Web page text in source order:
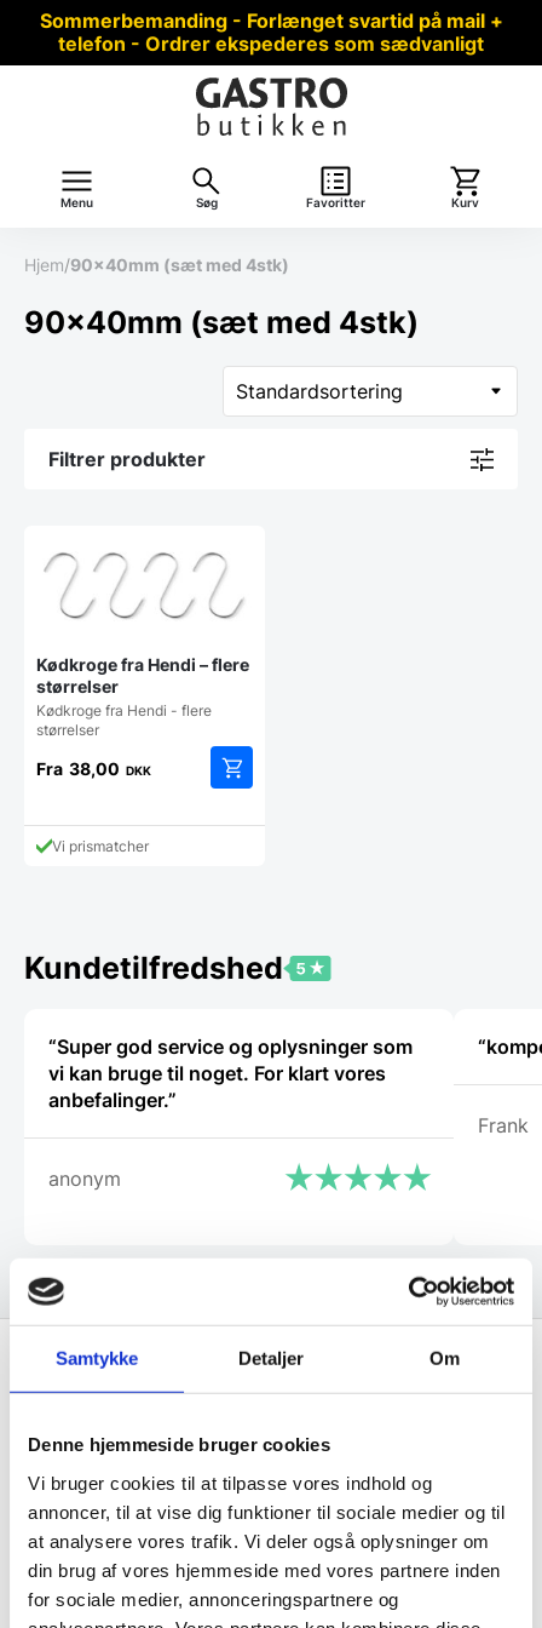
Samtykke Detaljer Om
Denne hjemmeside bruger cookies
Vi bruger cookies til at tilpasse vores indhold og
annoncer, til at vise dig funktioner til sociale medier og til
at analysere vores trafik. Vi deler også oplysninger om
din brug af vores hjemmeside med vores partnere inden
for sociale medier, annonceringspartnere og
Sommerbemanding - Forlænget svartid på mail +
telefon - Ordrer ekspederes som sædvanligt
Menu Søg Favoritter Kurv
Hjem/90x40mm (sæt med 4stk)
90x40mm (sæt med 4stk)
Filtrer produkter
Kødkroge fra Hendi – flere
størrelser
Kødkroge fra Hendi - flere
størrelser
Fra 38,00 DKK
vare
vælges
på
Vi prismatcher
Kundetilfredshed
“Super god service og oplysninger som
vi kan bruge til noget. For klart vores
anbefalinger.”
anonym
Frank
Husk at tilmelde dig vores nyhedsbrev og vær først
til de bedste tilbud. Og bare rolig, vi spammer dig
ikke, men sender kun relevante tilbud og
informationer til dig.